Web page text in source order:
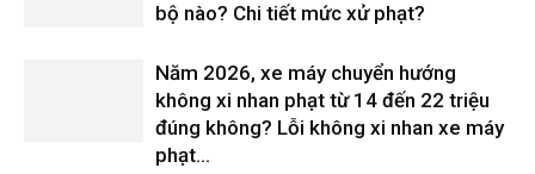
bộ nào? Chi tiết mức xử phạt?
Năm 2026, xe máy chuyển hướng
không xi nhan phạt từ 14 đến 22 triệu
đúng không? Lỗi không xi nhan xe máy
phạt...